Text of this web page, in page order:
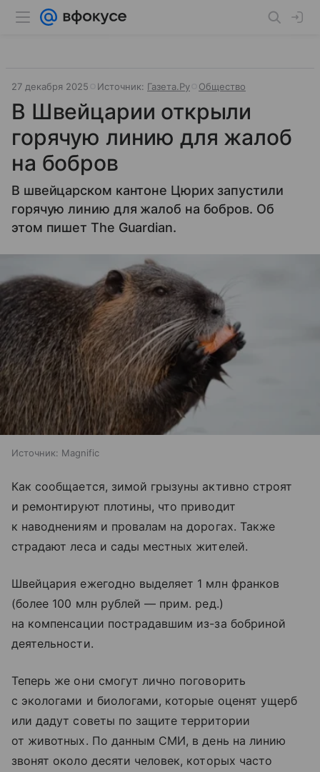
27 декабря 2025 Источник: Газета.Ру Общество
В Швейцарии открыли
горячую линию для жалоб
на бобров
В швейцарском кантоне Цюрих запустили
горячую линию для жалоб на бобров. Об
этом пишет The Guardian.
Источник: Magnific
Как сообщается, зимой грызуны активно строят
и ремонтируют плотины, что приводит
к наводнениям и провалам на дорогах. Также
страдают леса и сады местных жителей.
Швейцария ежегодно выделяет 1 млн франков
(более 100 млн рублей — прим. ред.)
на компенсации пострадавшим из-за бобриной
деятельности.
Теперь же они смогут лично поговорить
с экологами и биологами, которые оценят ущерб
или дадут советы по защите территории
от животных. По данным СМИ, в день на линию
звонят около десяти человек, которых часто